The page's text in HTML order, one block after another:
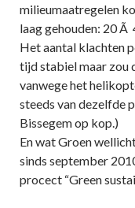
milieumaatregelen
laag gehouden: 20
Het aantal klachten
tijd stabiel maar zou
vanwege het
steeds van dezelfde
Bissegem op kop.)
En wat Groen
sinds september
procect “Green